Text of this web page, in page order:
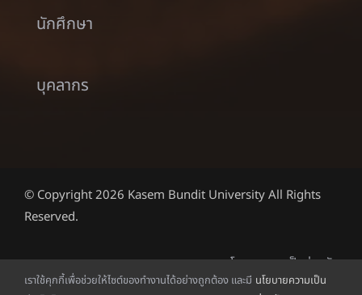
นักศึกษา
บุคลากร
© Copyright 2026 Kasem Bundit University All Rights
Reserved.
นโยบายความเป็นส่วนตัว
เราใช้คุกกี้เพื่อช่วยให้ไซต์ของทำงานได้อย่างถูกต้อง และมี นโยบายความเป็น